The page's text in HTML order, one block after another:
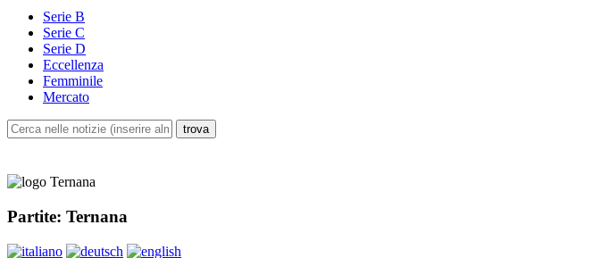
Serie B
Serie C
Serie D
Eccellenza
Femminile
Mercato
Partite: Ternana